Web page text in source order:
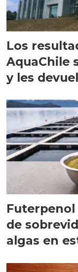
Los
AquaChile
y les
Futerpenol
de
algas en